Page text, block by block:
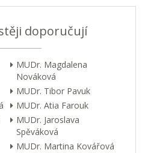
doporučují
MUDr. Magdalena
Nováková
MUDr. Tibor Pavuk
MUDr. Atia Farouk
MUDr. Jaroslava
Spěváková
MUDr. Martina Kovářová